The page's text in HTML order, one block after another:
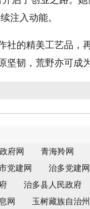
注入动能。
的精美工艺品，
韧，荒野亦可成
府网 青海羚网
党建网 治多党建网
治多县人民政府
网 玉树藏族自治